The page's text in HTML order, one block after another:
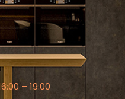
– 19:00